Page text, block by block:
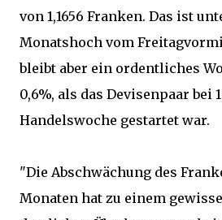
von 1,1656 Franken. Das ist
Monatshoch vom
bleibt aber ein ordentliches
0,6%, als das Devisenpaar bei
Handelswoche gestartet war.
"Die Abschwächung des
Monaten hat zu einem